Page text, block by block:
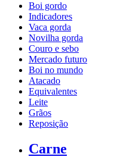
Boi gordo
Indicadores
Vaca gorda
Novilha gorda
Couro e sebo
Mercado futuro
Boi no mundo
Atacado
Equivalentes
Leite
Grãos
Reposição
Carne